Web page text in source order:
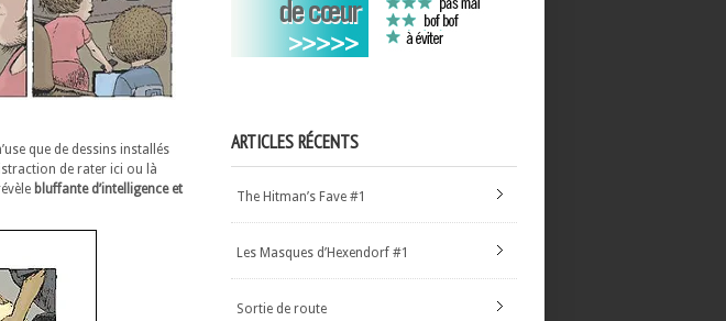
que de dessins installés
de rater ici ou là
bluffante d’intelligence et
ARTICLES RÉCENTS
The Hitman’s Fave #1
Les Masques d’Hexendorf #1
Sortie de route